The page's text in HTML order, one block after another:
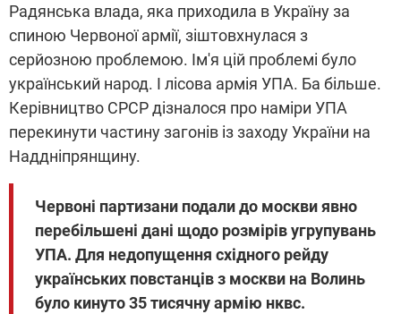
Радянська влада, яка приходила в Україну за
спиною Червоної армії, зіштовхнулася з
серйозною проблемою. Ім'я цій проблемі було
український народ. І лісова армія УПА. Ба більше.
Керівництво СРСР дізналося про наміри УПА
перекинути частину загонів із заходу України на
Наддніпрянщину.
Червоні партизани подали до москви явно
перебільшені дані щодо розмірів угрупувань
УПА. Для недопущення східного рейду
українських повстанців з москви на Волинь
було кинуто 35 тисячну армію нквс.